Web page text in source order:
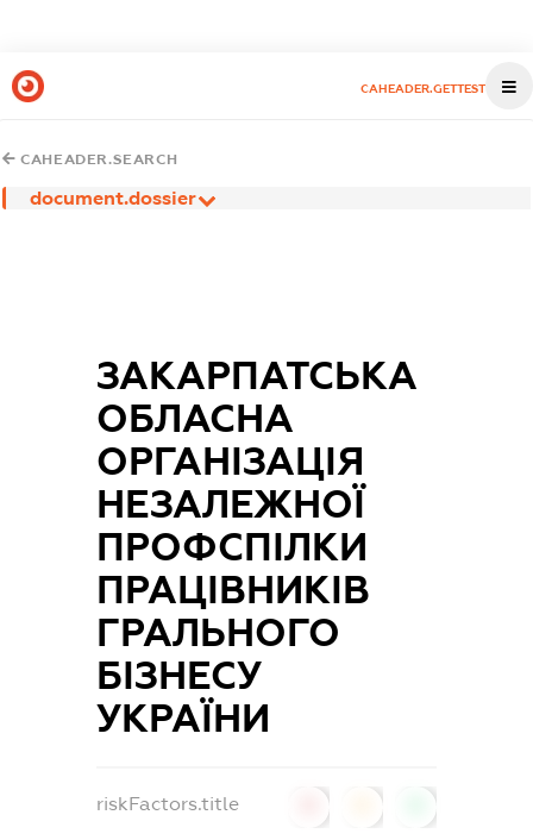
CAHEADER.GETTEST
CAHEADER.SEARCH
document.dossier
ЗАКАРПАТСЬКА
ОБЛАСНА
ОРГАНІЗАЦІЯ
НЕЗАЛЕЖНОЇ
ПРОФСПІЛКИ
ПРАЦІВНИКІВ
ГРАЛЬНОГО
БІЗНЕСУ
УКРАЇНИ
riskFactors.title